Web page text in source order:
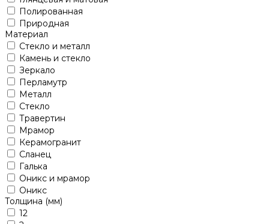
Полированная
Природная
Материал
Стекло и металл
Камень и стекло
Зеркало
Перламутр
Металл
Стекло
Травертин
Мрамор
Керамогранит
Сланец
Галька
Оникс и мрамор
Оникс
Толщина (мм)
12